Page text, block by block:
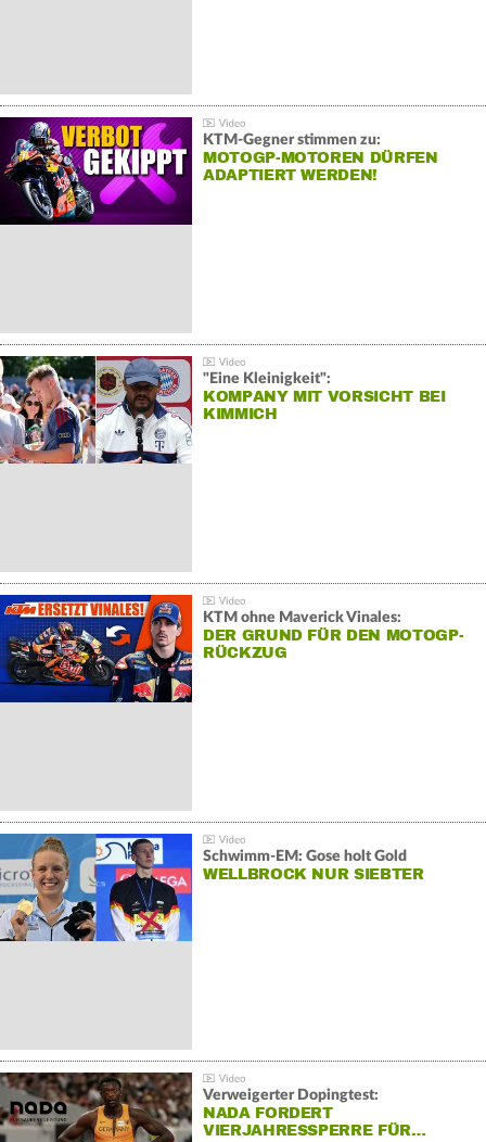
KTM-Gegner stimmen zu:
MOTOGP-MOTOREN DÜRFEN
ADAPTIERT WERDEN!
"Eine Kleinigkeit":
KOMPANY MIT VORSICHT BEI
KIMMICH
KTM ohne Maverick Vinales:
DER GRUND FÜR DEN MOTOGP-
RÜCKZUG
Schwimm-EM: Gose holt Gold
WELLBROCK NUR SIEBTER
Verweigerter Dopingtest:
NADA FORDERT
VIERJAHRESSPERRE FÜR…